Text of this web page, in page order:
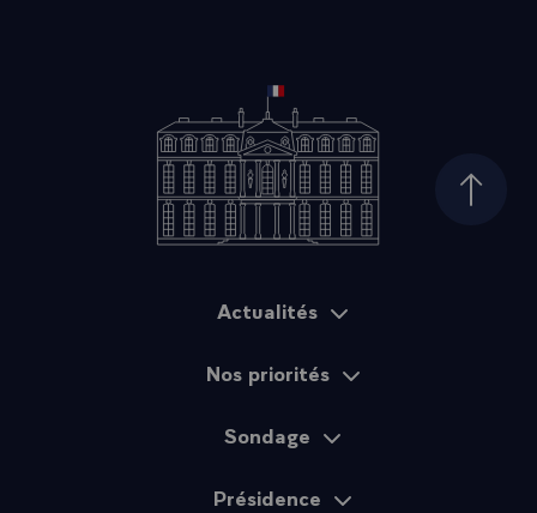
Haut
Actualités
Nos priorités
Sondage
Présidence